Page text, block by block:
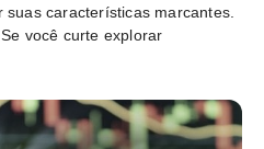
características marcantes.
você curte explorar